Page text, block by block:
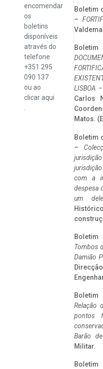
encomendar
os
boletins
disponíveis
através do
telefone
+351 295
090 137
ou ao
clicaraqui
Boletim
–
LISBOA
Carlos
Matos.
Boletim
–
com a
despesa
um
Tombos
Damião
Relação
pontos
Barão
Militar.